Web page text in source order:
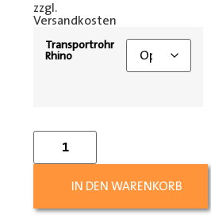
zzgl.
Versandkosten
Transportrohr
Rhino
IN DEN WARENKORB